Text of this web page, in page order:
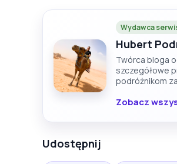
Wydawca
Hubert
Twórca bloga
szczegółowe
podróżnikom
Zobacz
Udostępnij